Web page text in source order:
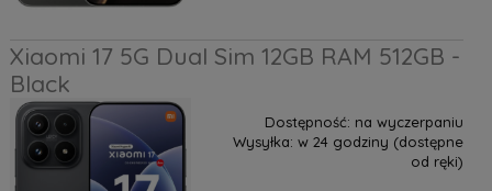
Xiaomi 17 5G Dual Sim 12GB RAM 512GB -
Black
Dostępność: na wyczerpaniu
Wysyłka: w 24 godziny (dostępne
od ręki)